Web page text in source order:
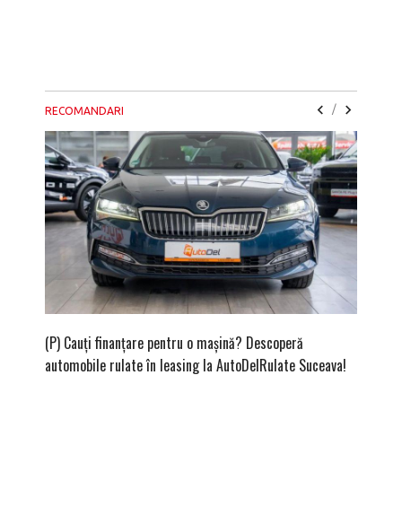
RECOMANDARI /
(P) Cauți finanțare pentru o mașină? Descoperă
automobile rulate în leasing la AutoDelRulate Suceava!